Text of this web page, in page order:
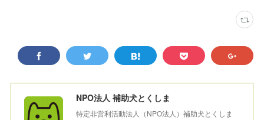
NPO法人 補助犬とくしま
特定非営利活動法人（NPO法人）補助犬とくしま